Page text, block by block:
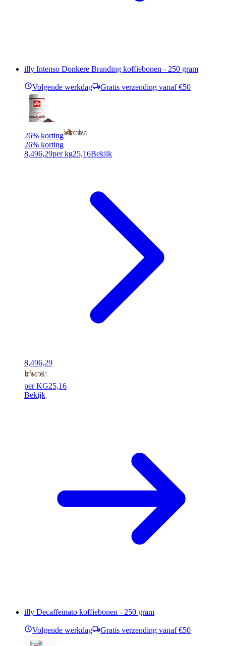
illy Intenso Donkere Branding koffiebonen - 250 gram
Volgende werkdag Gratis verzending vanaf €50
26% korting
26% korting
8,496,29per kg25,16Bekijk
8,496,29
per KG25,16
Bekijk
illy Decaffeinato koffiebonen - 250 gram
Volgende werkdag Gratis verzending vanaf €50